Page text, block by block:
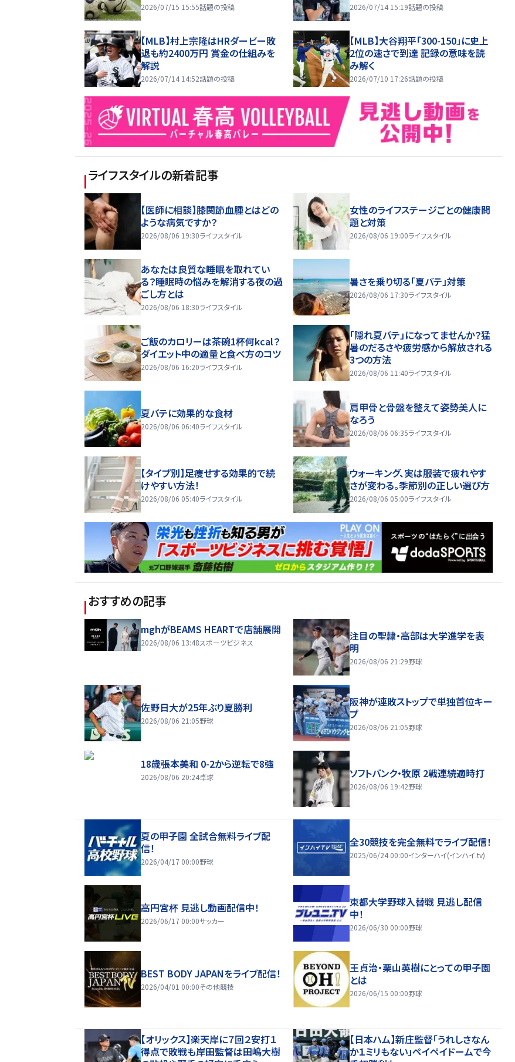
2026/07/15 15:55話題の投稿 2026/07/14 15:19話題の投稿
【MLB】村上宗隆はHRダービー敗
退も約2400万円 賞金の仕組みを
解説
2026/07/14 14:52話題の投稿
【MLB】大谷翔平「300-150」に史上
2位の速さで到達 記録の意味を読
み解く
2026/07/10 17:26話題の投稿
ライフスタイルの新着記事
【医師に相談】膝関節血腫とはどの
ような病気ですか？
2026/08/06 19:30ライフスタイル
女性のライフステージごとの健康問
題と対策
2026/08/06 19:00ライフスタイル
あなたは良質な睡眠を取れてい
る？睡眠時の悩みを解消する夜の過
ごし方とは
2026/08/06 18:30ライフスタイル
暑さを乗り切る「夏バテ」対策
2026/08/06 17:30ライフスタイル
ご飯のカロリーは茶碗1杯何kcal？
ダイエット中の適量と食べ方のコツ
2026/08/06 16:20ライフスタイル
「隠れ夏バテ」になってませんか？猛
暑のだるさや疲労感から解放される
3つの方法
2026/08/06 11:40ライフスタイル
夏バテに効果的な食材
2026/08/06 06:40ライフスタイル
肩甲骨と骨盤を整えて姿勢美人に
なろう
2026/08/06 06:35ライフスタイル
【タイプ別】足痩せする効果的で続
けやすい方法！
2026/08/06 05:40ライフスタイル
ウォーキング、実は服装で疲れやす
さが変わる。季節別の正しい選び方
2026/08/06 05:00ライフスタイル
おすすめの記事
mghがBEAMS HEARTで店舗展開
2026/08/06 13:48スポーツビジネス
注目の聖隷・高部は大学進学を表
明
2026/08/06 21:29野球
佐野日大が25年ぶり夏勝利
2026/08/06 21:05野球
阪神が連敗ストップで単独首位キー
プ
2026/08/06 21:05野球
18歳張本美和 0-2から逆転で8強
2026/08/06 20:24卓球 ソフトバンク・牧原 2戦連続適時打
2026/08/06 19:42野球
夏の甲子園 全試合無料ライブ配
信！
2026/04/17 00:00野球
全30競技を完全無料でライブ配信！
2025/06/24 00:00インターハイ(インハイ.tv)
高円宮杯 見逃し動画配信中！
2026/06/17 00:00サッカー
東都大学野球入替戦 見逃し配信
中！
2026/06/30 00:00野球
BEST BODY JAPANをライブ配信！
2026/04/01 00:00その他競技
王貞治・栗山英樹にとっての甲子園
とは
2026/06/15 00:00野球
【オリックス】楽天岸に７回２安打１
得点で敗戦も岸田監督は田嶋大樹
【日本ハム】新庄監督「うれしさなん
か１ミリもない」ペイペイドームで今